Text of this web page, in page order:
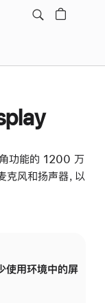
功能的 1200 万
风和扬声器，以
使用环境中的屏